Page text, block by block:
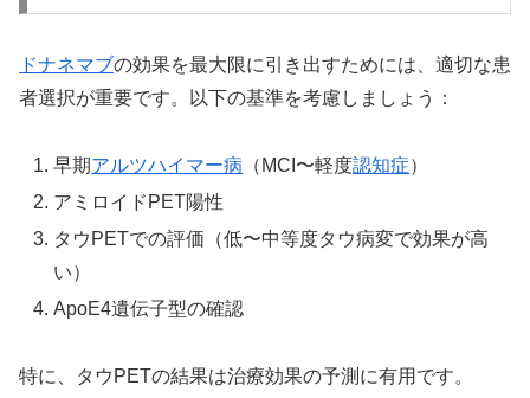
ドナネマブの効果を最大限に引き出すためには、適切な患
者選択が重要です。以下の基準を考慮しましょう：
早期アルツハイマー病 （MCI〜軽度認知症）
アミロイドPET陽性
タウPETでの評価（低〜中等度タウ病変で効果が高
い）
ApoE4遺伝子型の確認
特に、タウPETの結果は治療効果の予測に有用です。